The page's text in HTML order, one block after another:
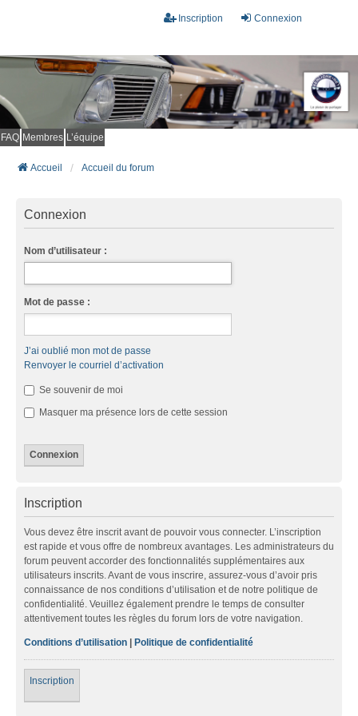
Connexion
Inscription
FAQ Membres L’équipe
Accueil Accueil du forum
Connexion
Nom d’utilisateur :
Mot de passe :
J’ai oublié mon mot de passe
Renvoyer le courriel d’activation
Se souvenir de moi
Masquer ma présence lors de cette session
Inscription
Vous devez être inscrit avant de pouvoir vous connecter. L’inscription
est rapide et vous offre de nombreux avantages. Les administrateurs du
forum peuvent accorder des fonctionnalités supplémentaires aux
utilisateurs inscrits. Avant de vous inscrire, assurez-vous d’avoir pris
connaissance de nos conditions d’utilisation et de notre politique de
confidentialité. Veuillez également prendre le temps de consulter
attentivement toutes les règles du forum lors de votre navigation.
Conditions d’utilisation | Politique de confidentialité
Inscription